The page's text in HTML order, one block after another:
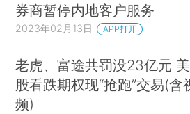
券商暂停内地客户服务
2023年02月13日 APP打开
老虎、富途共罚没23亿元 美
股看跌期权现“抢跑”交易(含
频)